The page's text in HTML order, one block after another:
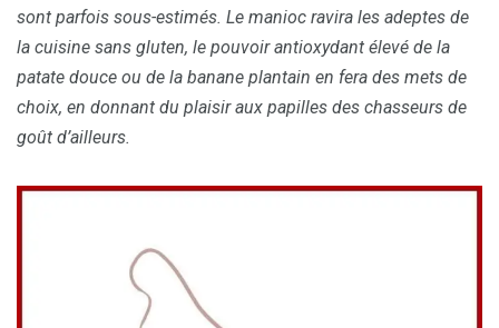
sont parfois sous-estimés. Le manioc ravira les adeptes de
la cuisine sans gluten, le pouvoir antioxydant élevé de la
patate douce ou de la banane plantain en fera des mets de
choix, en donnant du plaisir aux papilles des chasseurs de
goût d’ailleurs.